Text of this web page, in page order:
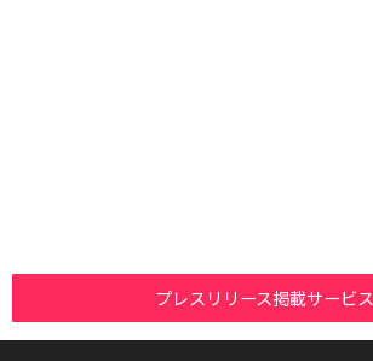
プレスリリース掲載サービス